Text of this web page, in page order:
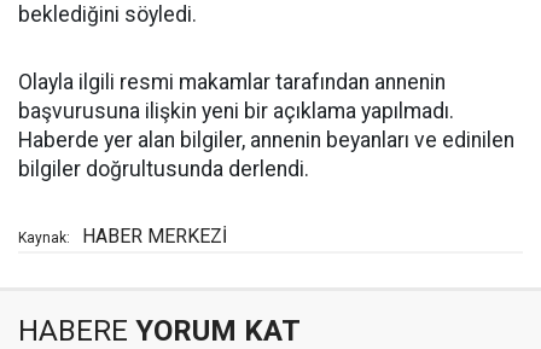
beklediğini söyledi.
Olayla ilgili resmi makamlar tarafından annenin
başvurusuna ilişkin yeni bir açıklama yapılmadı.
Haberde yer alan bilgiler, annenin beyanları ve edinilen
bilgiler doğrultusunda derlendi.
Kaynak: HABER MERKEZİ
HABERE YORUM KAT